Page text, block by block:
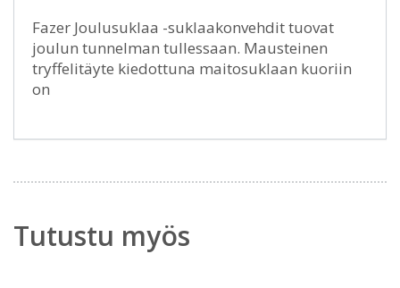
Fazer Joulusuklaa -suklaakonvehdit tuovat
joulun tunnelman tullessaan. Mausteinen
tryffelitäyte kiedottuna maitosuklaan kuoriin
on
Tutustu myös